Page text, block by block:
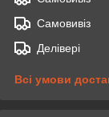
Самовивіз
Делівері
Всі умови